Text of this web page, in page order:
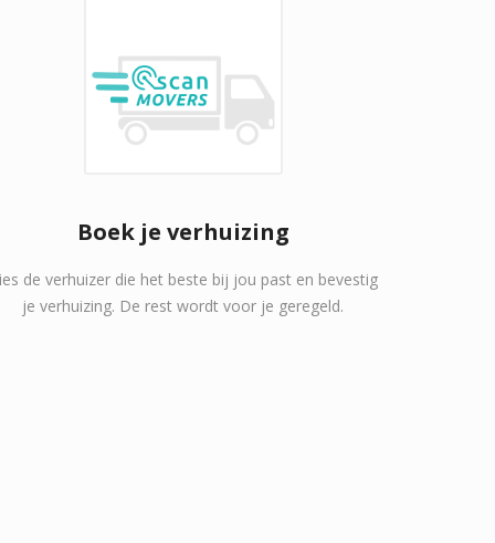
Boek je verhuizing
de verhuizer die het beste bij jou past en bevestig
je verhuizing. De rest wordt voor je geregeld.